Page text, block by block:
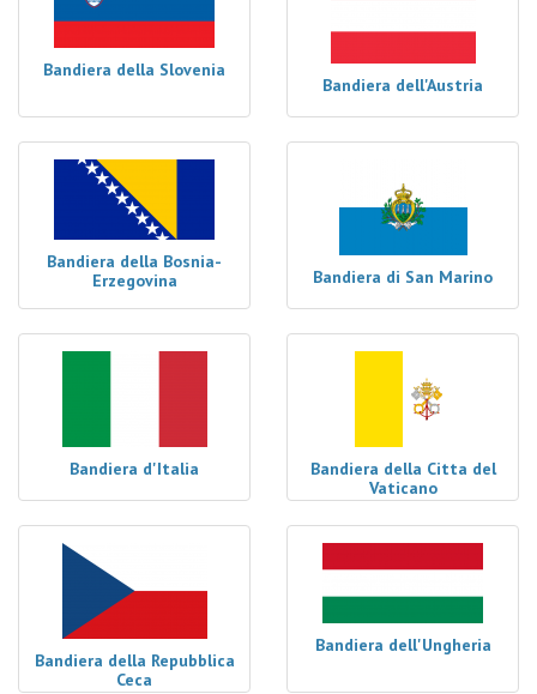
Bandiera della Slovenia
Bandiera dell'Austria
Bandiera della Bosnia-
Erzegovina
Bandiera di San Marino
Bandiera d'Italia
Bandiera della Citta del
Vaticano
Bandiera della Repubblica
Ceca
Bandiera dell'Ungheria